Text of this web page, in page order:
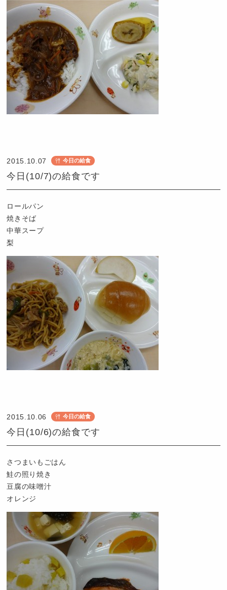
も
園
つ
ば
め
2015.10.07 今日の給食
今日(10/7)の給食です
ロールパン
焼きそば
中華スープ
梨
も
園
つ
ば
め
2015.10.06 今日の給食
今日(10/6)の給食です
さつまいもごはん
鮭の照り焼き
豆腐の味噌汁
オレンジ